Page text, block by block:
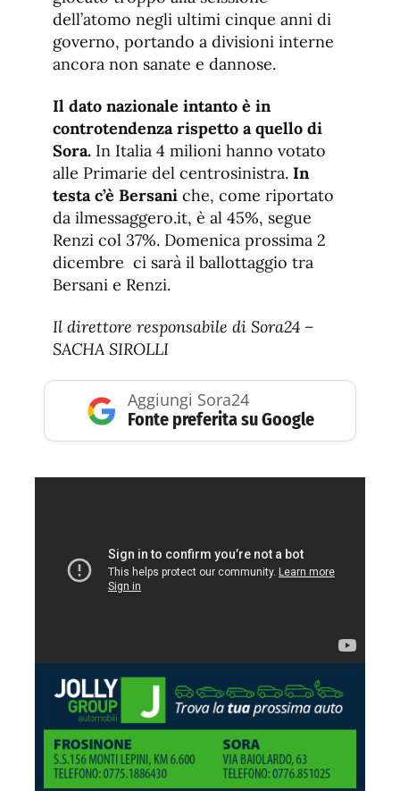
dell’atomo negli ultimi cinque anni di
governo, portando a divisioni interne
ancora non sanate e dannose.
Il dato nazionale intanto è in
controtendenza rispetto a quello di
Sora. In Italia 4 milioni hanno votato
alle Primarie del centrosinistra. In
testa c’è Bersani che, come riportato
da ilmessaggero.it, è al 45%, segue
Renzi col 37%. Domenica prossima 2
dicembre ci sarà il ballottaggio tra
Bersani e Renzi.
Il direttore responsabile di Sora24 –
SACHA SIROLLI
Aggiungi Sora24
Fonte preferita su Google